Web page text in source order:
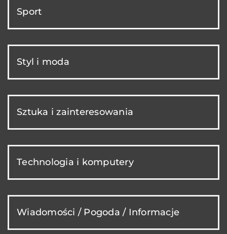
Sport
Styl i moda
Sztuka i zainteresowania
Technologia i komputery
Wiadomości / Pogoda / Informacje